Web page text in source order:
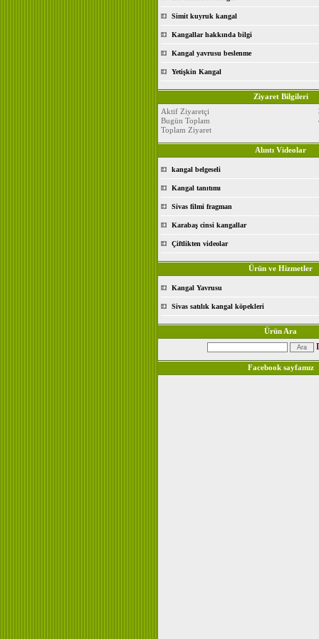
Simit kuyruk kangal
Kangallar hakkında bilgi
Kangal yavrusu beslenme
Yetişkin Kangal
Ziyaret Bilgileri
Aktif Ziyaretçi
Bugün Toplam
Toplam Ziyaret
Alıntı Videolar
kangal belgeseli
Kangal tanıtımı
Sivas filmi fragman
Karabaş cinsi kangallar
Çiftlikten videolar
Ürün ve Hizmetler
Kangal Yavrusu
Sivas satılık kangal köpekleri
Ürün Ara
Facebook sayfamız